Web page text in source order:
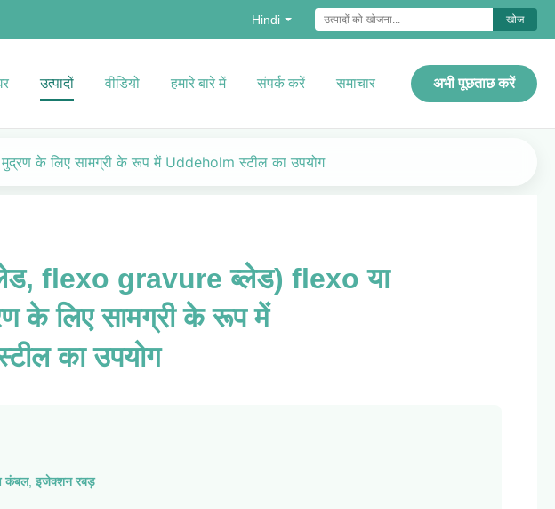
Hindi खोज
उत्पादों वीडियो हमारे बारे में संपर्क करें समाचार अभी पूछताछ करें
के लिए सामग्री के रूप में Uddeholm स्टील का उपयोग
flexo gravure ब्लेड) flexo या
के लिए सामग्री के रूप में
का उपयोग
कंबल,इजेक्शन रबड़